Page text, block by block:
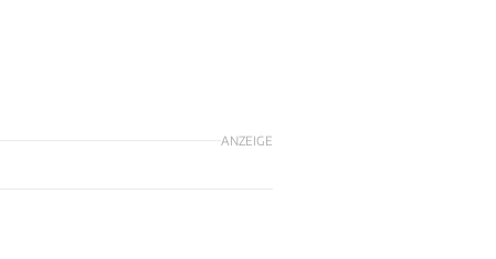
ANZEIGE